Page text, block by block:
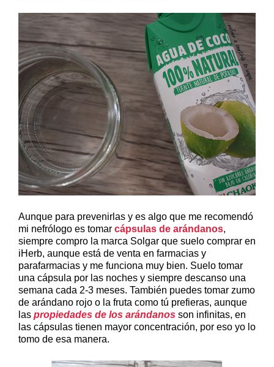
Aunque para prevenirlas y es algo que me recomendó
mi nefrólogo es tomar cápsulas de arándanos,
siempre compro la marca Solgar que suelo comprar en
iHerb, aunque está de venta en farmacias y
parafarmacias y me funciona muy bien. Suelo tomar
una cápsula por las noches y siempre descanso una
semana cada 2-3 meses. También puedes tomar zumo
de arándano rojo o la fruta como tú prefieras, aunque
las propiedades de los arándanos son infinitas, en
las cápsulas tienen mayor concentración, por eso yo lo
tomo de esa manera.